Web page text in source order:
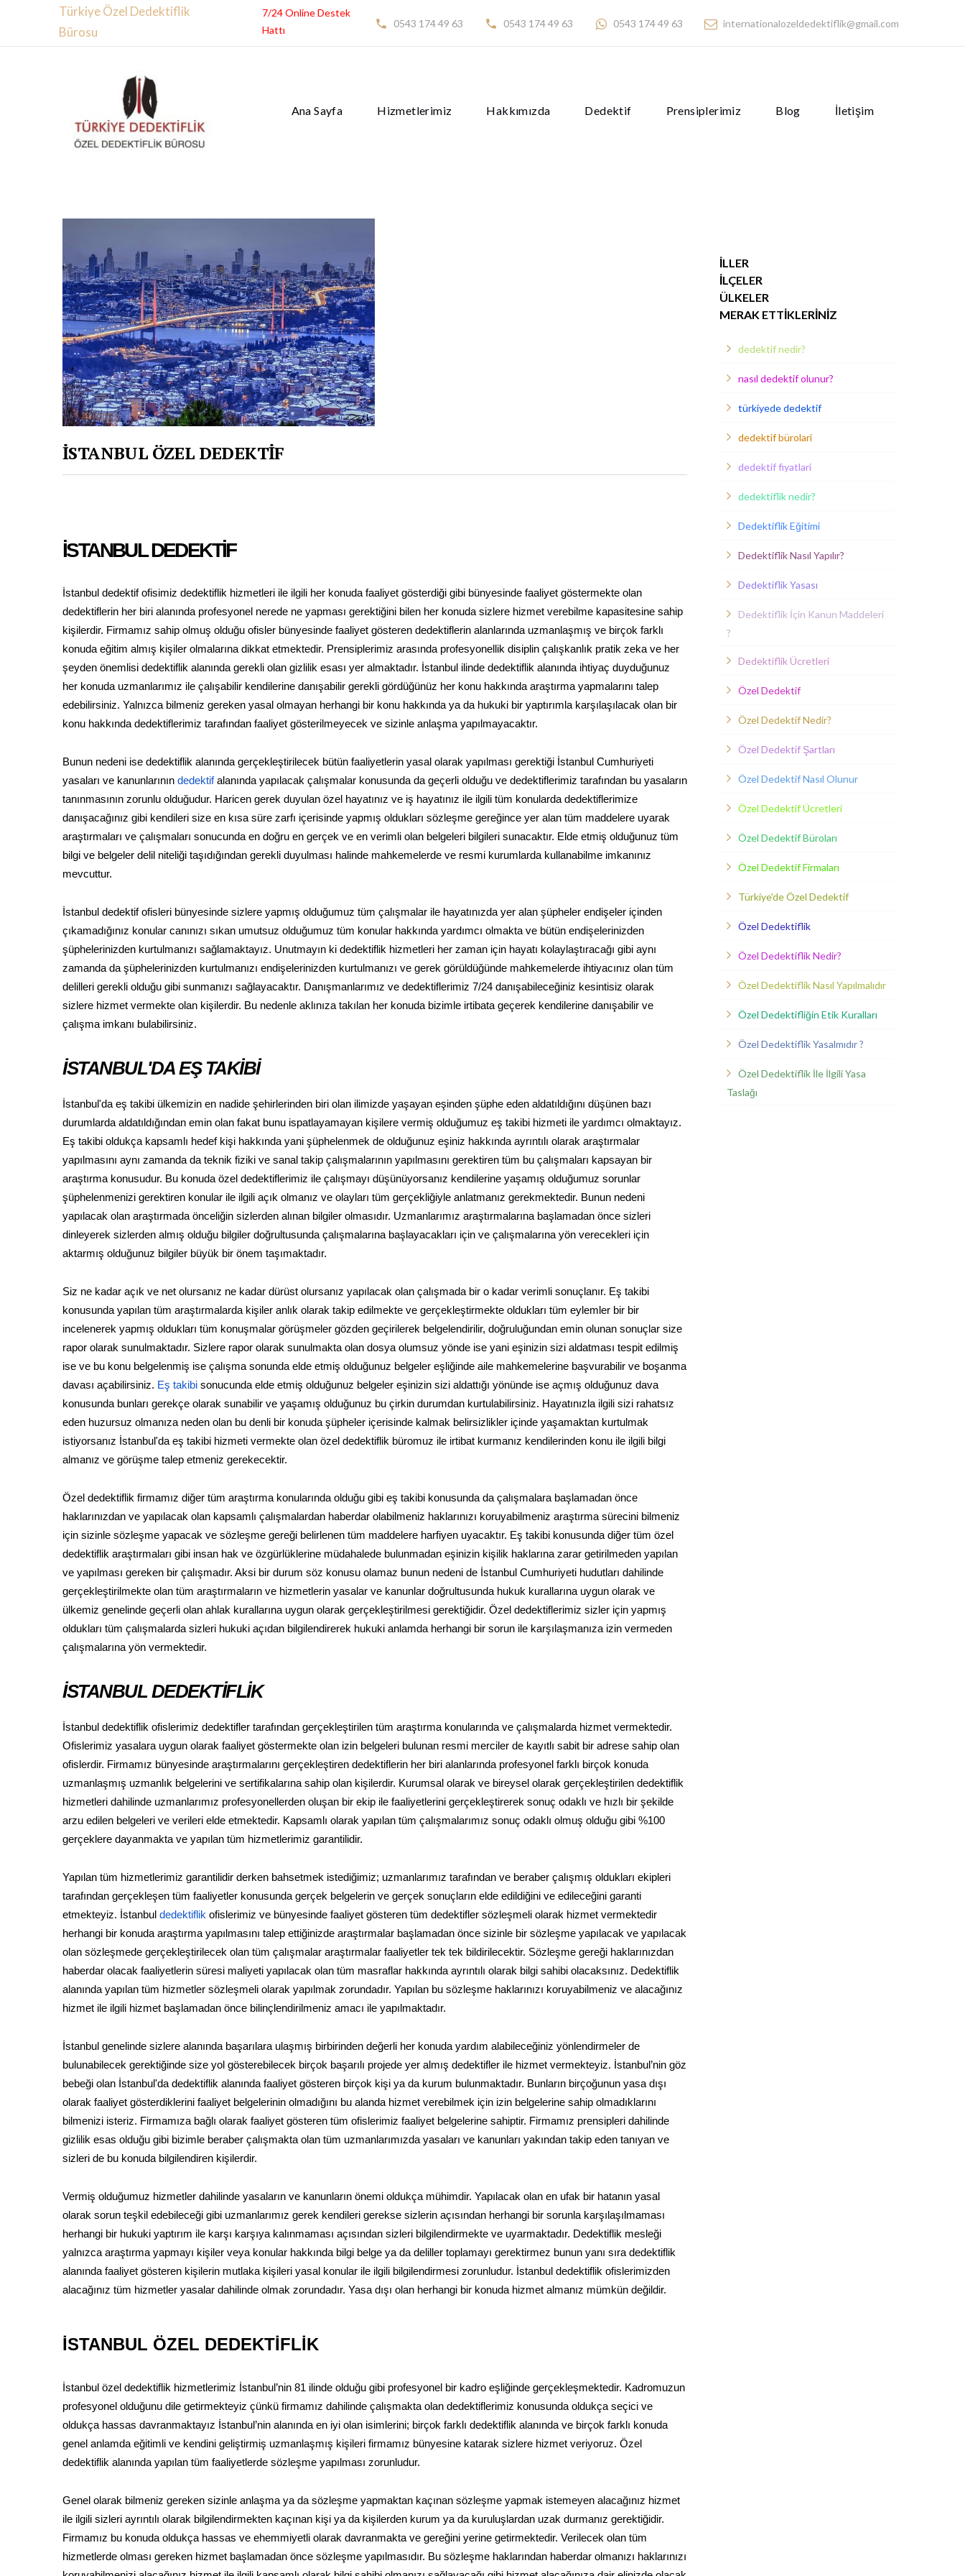
Türkiye Özel Dedektiflik
Bürosu
7/24 Online Destek
Hattı
0543 174 49 63 0543 174 49 63 0543 174 49 63 internationalozeldedektiflik@gmail.com
Ana Sayfa Hizmetlerimiz Hakkımızda Dedektif Prensiplerimiz Blog İletişim
İSTANBUL ÖZEL DEDEKTİF
İSTANBUL DEDEKTİF
İstanbul dedektif ofisimiz dedektiflik hizmetleri ile ilgili her konuda faaliyet gösterdiği gibi bünyesinde faaliyet göstermekte olan
dedektiflerin her biri alanında profesyonel nerede ne yapması gerektiğini bilen her konuda sizlere hizmet verebilme kapasitesine sahip
kişilerdir. Firmamız sahip olmuş olduğu ofisler bünyesinde faaliyet gösteren dedektiflerin alanlarında uzmanlaşmış ve birçok farklı
konuda eğitim almış kişiler olmalarına dikkat etmektedir. Prensiplerimiz arasında profesyonellik disiplin çalışkanlık pratik zeka ve her
şeyden önemlisi dedektiflik alanında gerekli olan gizlilik esası yer almaktadır. İstanbul ilinde dedektiflik alanında ihtiyaç duyduğunuz
her konuda uzmanlarımız ile çalışabilir kendilerine danışabilir gerekli gördüğünüz her konu hakkında araştırma yapmalarını talep
edebilirsiniz. Yalnızca bilmeniz gereken yasal olmayan herhangi bir konu hakkında ya da hukuki bir yaptırımla karşılaşılacak olan bir
konu hakkında dedektiflerimiz tarafından faaliyet gösterilmeyecek ve sizinle anlaşma yapılmayacaktır.
Bunun nedeni ise dedektiflik alanında gerçekleştirilecek bütün faaliyetlerin yasal olarak yapılması gerektiği İstanbul Cumhuriyeti
yasaları ve kanunlarının dedektifalanında yapılacak çalışmalar konusunda da geçerli olduğu ve dedektiflerimiz tarafından bu yasaların
tanınmasının zorunlu olduğudur. Haricen gerek duyulan özel hayatınız ve iş hayatınız ile ilgili tüm konularda dedektiflerimize
danışacağınız gibi kendileri size en kısa süre zarfı içerisinde yapmış oldukları sözleşme gereğince yer alan tüm maddelere uyarak
araştırmaları ve çalışmaları sonucunda en doğru en gerçek ve en verimli olan belgeleri bilgileri sunacaktır. Elde etmiş olduğunuz tüm
bilgi ve belgeler delil niteliği taşıdığından gerekli duyulması halinde mahkemelerde ve resmi kurumlarda kullanabilme imkanınız
mevcuttur.
İstanbul dedektif ofisleri bünyesinde sizlere yapmış olduğumuz tüm çalışmalar ile hayatınızda yer alan şüpheler endişeler içinden
çıkamadığınız konular canınızı sıkan umutsuz olduğumuz tüm konular hakkında yardımcı olmakta ve bütün endişelerinizden
şüphelerinizden kurtulmanızı sağlamaktayız. Unutmayın ki dedektiflik hizmetleri her zaman için hayatı kolaylaştıracağı gibi aynı
zamanda da şüphelerinizden kurtulmanızı endişelerinizden kurtulmanızı ve gerek görüldüğünde mahkemelerde ihtiyacınız olan tüm
delilleri gerekli olduğu gibi sunmanızı sağlayacaktır. Danışmanlarımız ve dedektiflerimiz 7/24 danışabileceğiniz kesintisiz olarak
sizlere hizmet vermekte olan kişilerdir. Bu nedenle aklınıza takılan her konuda bizimle irtibata geçerek kendilerine danışabilir ve
çalışma imkanı bulabilirsiniz.
İSTANBUL'DA EŞ TAKİBİ
İstanbul'da eş takibi ülkemizin en nadide şehirlerinden biri olan ilimizde yaşayan eşinden şüphe eden aldatıldığını düşünen bazı
durumlarda aldatıldığından emin olan fakat bunu ispatlayamayan kişilere vermiş olduğumuz eş takibi hizmeti ile yardımcı olmaktayız.
Eş takibi oldukça kapsamlı hedef kişi hakkında yani şüphelenmek de olduğunuz eşiniz hakkında ayrıntılı olarak araştırmalar
yapılmasını aynı zamanda da teknik fiziki ve sanal takip çalışmalarının yapılmasını gerektiren tüm bu çalışmaları kapsayan bir
araştırma konusudur. Bu konuda özel dedektiflerimiz ile çalışmayı düşünüyorsanız kendilerine yaşamış olduğumuz sorunlar
şüphelenmenizi gerektiren konular ile ilgili açık olmanız ve olayları tüm gerçekliğiyle anlatmanız gerekmektedir. Bunun nedeni
yapılacak olan araştırmada önceliğin sizlerden alınan bilgiler olmasıdır. Uzmanlarımız araştırmalarına başlamadan önce sizleri
dinleyerek sizlerden almış olduğu bilgiler doğrultusunda çalışmalarına başlayacakları için ve çalışmalarına yön verecekleri için
aktarmış olduğunuz bilgiler büyük bir önem taşımaktadır.
Siz ne kadar açık ve net olursanız ne kadar dürüst olursanız yapılacak olan çalışmada bir o kadar verimli sonuçlanır. Eş takibi
konusunda yapılan tüm araştırmalarda kişiler anlık olarak takip edilmekte ve gerçekleştirmekte oldukları tüm eylemler bir bir
incelenerek yapmış oldukları tüm konuşmalar görüşmeler gözden geçirilerek belgelendirilir, doğruluğundan emin olunan sonuçlar size
rapor olarak sunulmaktadır. Sizlere rapor olarak sunulmakta olan dosya olumsuz yönde ise yani eşinizin sizi aldatması tespit edilmiş
ise ve bu konu belgelenmiş ise çalışma sonunda elde etmiş olduğunuz belgeler eşliğinde aile mahkemelerine başvurabilir ve boşanma
davası açabilirsiniz. Eş takibi sonucunda elde etmiş olduğunuz belgeler eşinizin sizi aldattığı yönünde ise açmış olduğunuz dava
konusunda bunları gerekçe olarak sunabilir ve yaşamış olduğunuz bu çirkin durumdan kurtulabilirsiniz. Hayatınızla ilgili sizi rahatsız
eden huzursuz olmanıza neden olan bu denli bir konuda şüpheler içerisinde kalmak belirsizlikler içinde yaşamaktan kurtulmak
istiyorsanız İstanbul'da eş takibi hizmeti vermekte olan özel dedektiflik büromuz ile irtibat kurmanız kendilerinden konu ile ilgili bilgi
almanız ve görüşme talep etmeniz gerekecektir.
Özel dedektiflik firmamız diğer tüm araştırma konularında olduğu gibi eş takibi konusunda da çalışmalara başlamadan önce
haklarınızdan ve yapılacak olan kapsamlı çalışmalardan haberdar olabilmeniz haklarınızı koruyabilmeniz araştırma sürecini bilmeniz
için sizinle sözleşme yapacak ve sözleşme gereği belirlenen tüm maddelere harfiyen uyacaktır. Eş takibi konusunda diğer tüm özel
dedektiflik araştırmaları gibi insan hak ve özgürlüklerine müdahalede bulunmadan eşinizin kişilik haklarına zarar getirilmeden yapılan
ve yapılması gereken bir çalışmadır. Aksi bir durum söz konusu olamaz bunun nedeni de İstanbul Cumhuriyeti hudutları dahilinde
gerçekleştirilmekte olan tüm araştırmaların ve hizmetlerin yasalar ve kanunlar doğrultusunda hukuk kurallarına uygun olarak ve
ülkemiz genelinde geçerli olan ahlak kurallarına uygun olarak gerçekleştirilmesi gerektiğidir. Özel dedektiflerimiz sizler için yapmış
oldukları tüm çalışmalarda sizleri hukuki açıdan bilgilendirerek hukuki anlamda herhangi bir sorun ile karşılaşmanıza izin vermeden
çalışmalarına yön vermektedir.
İSTANBUL DEDEKTİFLİK
İstanbul dedektiflik ofislerimiz dedektifler tarafından gerçekleştirilen tüm araştırma konularında ve çalışmalarda hizmet vermektedir.
Ofislerimiz yasalara uygun olarak faaliyet göstermekte olan izin belgeleri bulunan resmi merciler de kayıtlı sabit bir adrese sahip olan
ofislerdir. Firmamız bünyesinde araştırmalarını gerçekleştiren dedektiflerin her biri alanlarında profesyonel farklı birçok konuda
uzmanlaşmış uzmanlık belgelerini ve sertifikalarına sahip olan kişilerdir. Kurumsal olarak ve bireysel olarak gerçekleştirilen dedektiflik
hizmetleri dahilinde uzmanlarımız profesyonellerden oluşan bir ekip ile faaliyetlerini gerçekleştirerek sonuç odaklı ve hızlı bir şekilde
arzu edilen belgeleri ve verileri elde etmektedir. Kapsamlı olarak yapılan tüm çalışmalarımız sonuç odaklı olmuş olduğu gibi %100
gerçeklere dayanmakta ve yapılan tüm hizmetlerimiz garantilidir.
Yapılan tüm hizmetlerimiz garantilidir derken bahsetmek istediğimiz; uzmanlarımız tarafından ve beraber çalışmış oldukları ekipleri
tarafından gerçekleşen tüm faaliyetler konusunda gerçek belgelerin ve gerçek sonuçların elde edildiğini ve edileceğini garanti
etmekteyiz. İstanbul dedektiflik ofislerimiz ve bünyesinde faaliyet gösteren tüm dedektifler sözleşmeli olarak hizmet vermektedir
herhangi bir konuda araştırma yapılmasını talep ettiğinizde araştırmalar başlamadan önce sizinle bir sözleşme yapılacak ve yapılacak
olan sözleşmede gerçekleştirilecek olan tüm çalışmalar araştırmalar faaliyetler tek tek bildirilecektir. Sözleşme gereği haklarınızdan
haberdar olacak faaliyetlerin süresi maliyeti yapılacak olan tüm masraflar hakkında ayrıntılı olarak bilgi sahibi olacaksınız. Dedektiflik
alanında yapılan tüm hizmetler sözleşmeli olarak yapılmak zorundadır. Yapılan bu sözleşme haklarınızı koruyabilmeniz ve alacağınız
hizmet ile ilgili hizmet başlamadan önce bilinçlendirilmeniz amacı ile yapılmaktadır.
İstanbul genelinde sizlere alanında başarılara ulaşmış birbirinden değerli her konuda yardım alabileceğiniz yönlendirmeler de
bulunabilecek gerektiğinde size yol gösterebilecek birçok başarılı projede yer almış dedektifler ile hizmet vermekteyiz. İstanbul’nin göz
bebeği olan İstanbul'da dedektiflik alanında faaliyet gösteren birçok kişi ya da kurum bulunmaktadır. Bunların birçoğunun yasa dışı
olarak faaliyet gösterdiklerini faaliyet belgelerinin olmadığını bu alanda hizmet verebilmek için izin belgelerine sahip olmadıklarını
bilmenizi isteriz. Firmamıza bağlı olarak faaliyet gösteren tüm ofislerimiz faaliyet belgelerine sahiptir. Firmamız prensipleri dahilinde
gizlilik esas olduğu gibi bizimle beraber çalışmakta olan tüm uzmanlarımızda yasaları ve kanunları yakından takip eden tanıyan ve
sizleri de bu konuda bilgilendiren kişilerdir.
Vermiş olduğumuz hizmetler dahilinde yasaların ve kanunların önemi oldukça mühimdir. Yapılacak olan en ufak bir hatanın yasal
olarak sorun teşkil edebileceği gibi uzmanlarımız gerek kendileri gerekse sizlerin açısından herhangi bir sorunla karşılaşılmaması
herhangi bir hukuki yaptırım ile karşı karşıya kalınmaması açısından sizleri bilgilendirmekte ve uyarmaktadır. Dedektiflik mesleği
yalnızca araştırma yapmayı kişiler veya konular hakkında bilgi belge ya da deliller toplamayı gerektirmez bunun yanı sıra dedektiflik
alanında faaliyet gösteren kişilerin mutlaka kişileri yasal konular ile ilgili bilgilendirmesi zorunludur. İstanbul dedektiflik ofislerimizden
alacağınız tüm hizmetler yasalar dahilinde olmak zorundadır. Yasa dışı olan herhangi bir konuda hizmet almanız mümkün değildir.
İSTANBUL ÖZEL DEDEKTİFLİK
İstanbul özel dedektiflik hizmetlerimiz İstanbul’nin 81 ilinde olduğu gibi profesyonel bir kadro eşliğinde gerçekleşmektedir. Kadromuzun
profesyonel olduğunu dile getirmekteyiz çünkü firmamız dahilinde çalışmakta olan dedektiflerimiz konusunda oldukça seçici ve
oldukça hassas davranmaktayız İstanbul’nin alanında en iyi olan isimlerini; birçok farklı dedektiflik alanında ve birçok farklı konuda
genel anlamda eğitimli ve kendini geliştirmiş uzmanlaşmış kişileri firmamız bünyesine katarak sizlere hizmet veriyoruz. Özel
dedektiflik alanında yapılan tüm faaliyetlerde sözleşme yapılması zorunludur.
Genel olarak bilmeniz gereken sizinle anlaşma ya da sözleşme yapmaktan kaçınan sözleşme yapmak istemeyen alacağınız hizmet
ile ilgili sizleri ayrıntılı olarak bilgilendirmekten kaçınan kişi ya da kişilerden kurum ya da kuruluşlardan uzak durmanız gerektiğidir.
Firmamız bu konuda oldukça hassas ve ehemmiyetli olarak davranmakta ve gereğini yerine getirmektedir. Verilecek olan tüm
hizmetlerde olması gereken hizmet başlamadan önce sözleşme yapılmasıdır. Bu sözleşme haklarından haberdar olmanızı haklarınızı
İLLER
İLÇELER
ÜLKELER
MERAK ETTIKLERINIZ
dedektif nedir?
nasıl dedektif olunur?
türkiyede dedektif
dedektif bürolari
dedektif fiyatlari
dedektiflik nedir?
Dedektiflik Eğitimi
Dedektiflik Nasıl Yapılır?
Dedektiflik Yasası
Dedektiflik İçin Kanun Maddeleri
?
Dedektiflik Ücretleri
Özel Dedektif
Özel Dedektif Nedir?
Özel Dedektif Şartları
Özel Dedektif Nasıl Olunur
Özel Dedektif Ücretleri
Özel Dedektif Büroları
Özel Dedektif Firmaları
Türkiye'de Özel Dedektif
Özel Dedektiflik
Özel Dedektiflik Nedir?
Özel Dedektiflik Nasıl Yapılmalıdır
Özel Dedektifliğin Etik Kuralları
Özel Dedektiflik Yasalmıdır ?
Özel Dedektiflik İle İlgili Yasa
Taslağı